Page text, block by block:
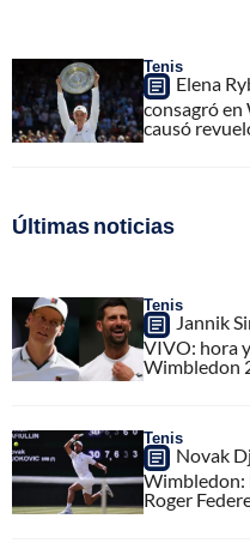
Tenis
Elena
consagró
causó
Últimas noticias
Tenis
Jannik
VIVO: hora
Wimbledon
Tenis
Novak
Wimbledon:
Roger